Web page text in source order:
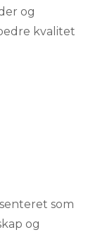
og
kvalitet
som
og